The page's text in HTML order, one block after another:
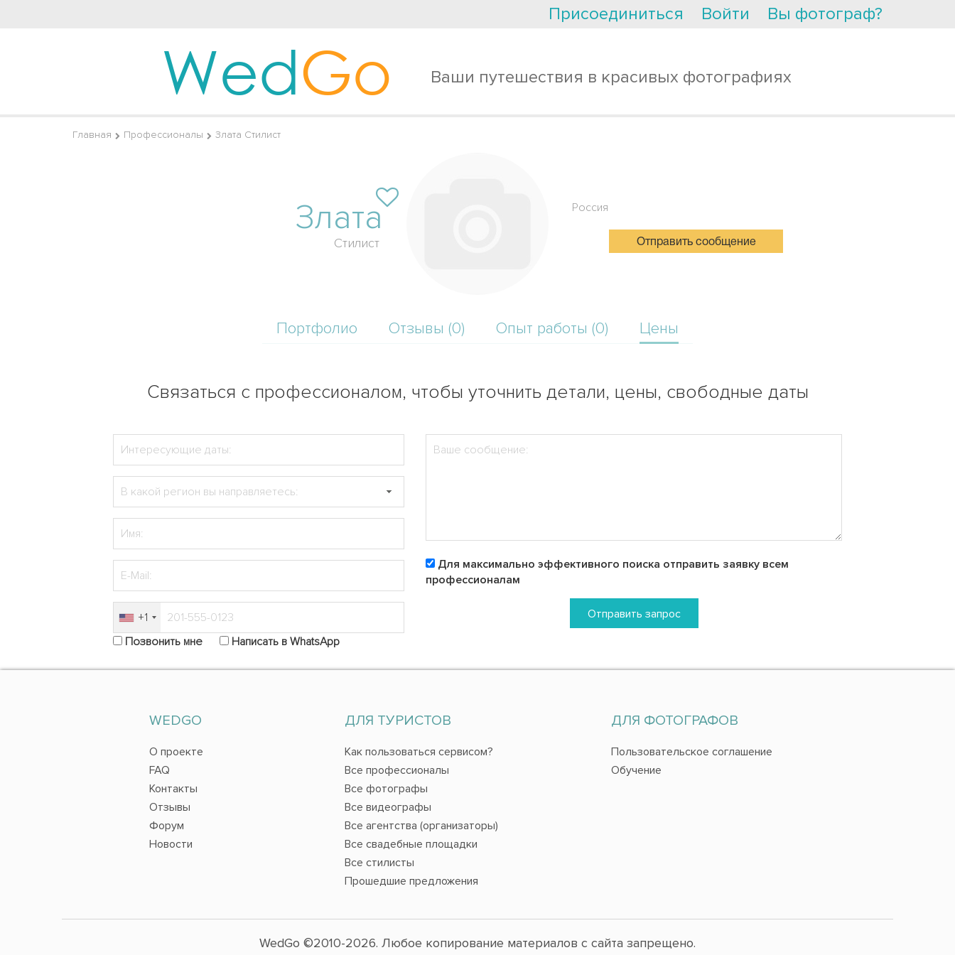
Присоединиться Войти Вы фотограф?
WedGo Ваши путешествия в красивых фотографиях
Главная Профессионалы Злата Стилист
Злата
Стилист
Россия
Отправить сообщение
Портфолио Отзывы (0) Опыт работы (0) Цены
Связаться с профессионалом, чтобы уточнить детали, цены, свободные даты
+1
Позвонить мне
Написать в WhatsApp
Для максимально эффективного поиска отправить заявку всем
профессионалам
Отправить запрос
WEDGO
О проекте
FAQ
Контакты
Отзывы
Форум
Новости
ДЛЯ ТУРИСТОВ
Как пользоваться сервисом?
Все профессионалы
Все фотографы
Все видеографы
Все агентства (организаторы)
Все свадебные площадки
Все стилисты
Прошедшие предложения
ДЛЯ ФОТОГРАФОВ
Пользовательское соглашение
Обучение
WedGo ©2010-2026. Любое копирование материалов с сайта запрещено.